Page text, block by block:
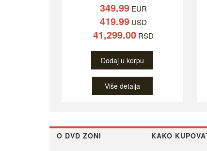
349.99 EUR
419.99 USD
41,299.00 RSD
Dodaj u korpu
Više detalja
O DVD ZONI KAKO